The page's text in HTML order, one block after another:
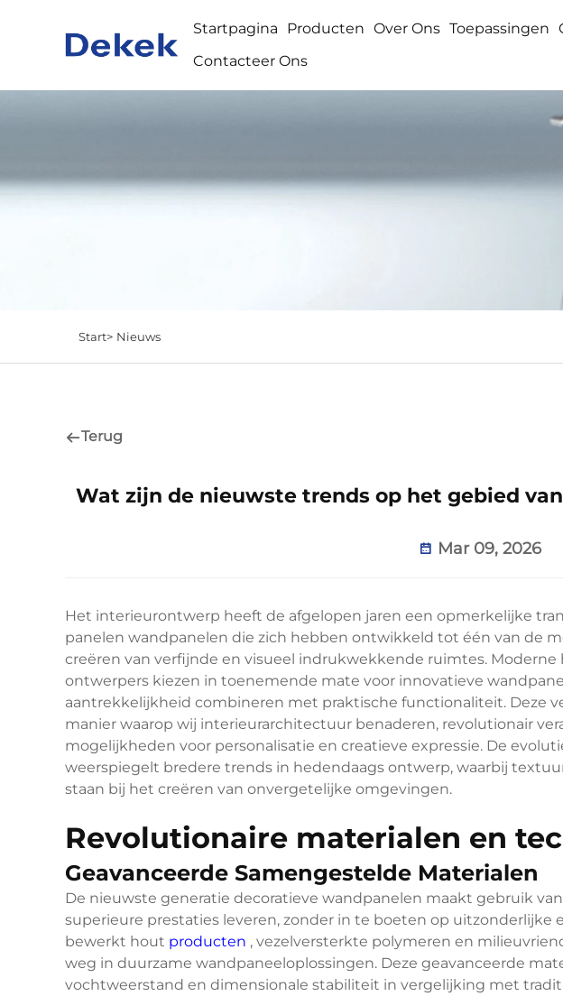
Startpagina Producten Over Ons Toepassingen
Contacteer Ons
Start> Nieuws
Terug
Wat zijn de nieuwste trends op het gebied
Mar 09, 2026
Het interieurontwerp heeft de afgelopen jaren een opmerkelijke
panelen wandpanelen die zich hebben ontwikkeld tot één van de
creëren van verfijnde en visueel indrukwekkende ruimtes.
ontwerpers kiezen in toenemende mate voor innovatieve
aantrekkelijkheid combineren met praktische functionaliteit. Deze
manier waarop wij interieurarchitectuur benaderen, revolutionair
mogelijkheden voor personalisatie en creatieve expressie. De
weerspiegelt bredere trends in hedendaags ontwerp, waarbij
staan bij het creëren van onvergetelijke omgevingen.
Revolutionaire materialen en
Geavanceerde Samengestelde Materialen
De nieuwste generatie decoratieve wandpanelen maakt gebruik
superieure prestaties leveren, zonder in te boeten op uitzonderlijke
bewerkt hout producten , vezelversterkte polymeren en
weg in duurzame wandpaneeloplossingen. Deze geavanceerde
vochtweerstand en dimensionale stabiliteit in vergelijking met